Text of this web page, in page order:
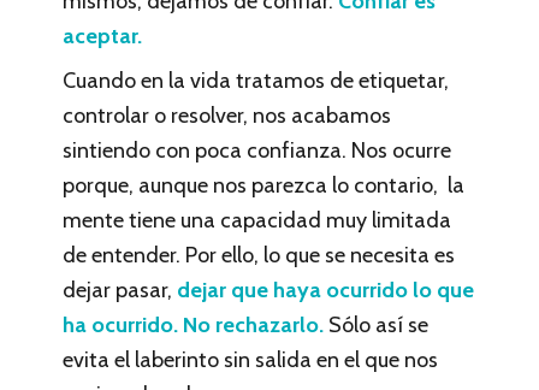
aceptar.
Cuando en la vida tratamos de etiquetar,
controlar o resolver, nos acabamos
sintiendo con poca confianza. Nos ocurre
porque, aunque nos parezca lo contario, la
mente tiene una capacidad muy limitada
de entender. Por ello, lo que se necesita es
dejar pasar, dejar que haya ocurrido lo que
ha ocurrido. No rechazarlo. Sólo así se
evita el laberinto sin salida en el que nos